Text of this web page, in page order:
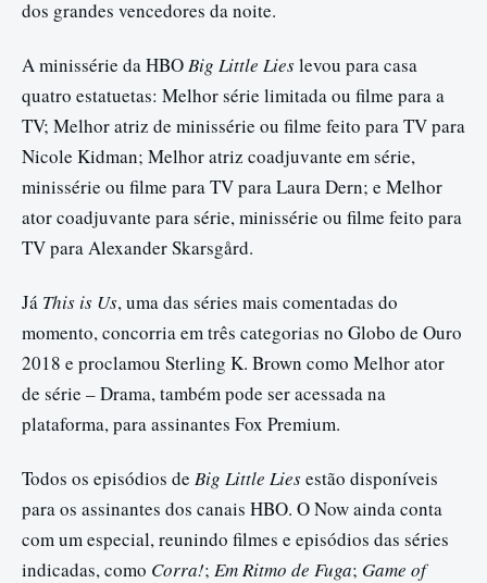
dos grandes vencedores da noite.
A minissérie da HBOBig Little Lieslevou para casa
quatro estatuetas: Melhor série limitada ou filme para a
TV; Melhor atriz de minissérie ou filme feito para TV para
Nicole Kidman; Melhor atriz coadjuvante em série,
minissérie ou filme para TV para Laura Dern; e Melhor
ator coadjuvante para série, minissérie ou filme feito para
TV para Alexander Skarsgård.
Já This is Us, uma das séries mais comentadas do
momento, concorria em três categorias no Globo de Ouro
2018 e proclamou Sterling K. Brown como Melhor ator
de série – Drama, também pode ser acessada na
plataforma, para assinantes Fox Premium.
Todos os episódios de Big Little Liesestão disponíveis
para os assinantes dos canais HBO. O Now ainda conta
com um especial, reunindo filmes e episódios das séries
indicadas, como Corra!; Em Ritmo de Fuga; Game of